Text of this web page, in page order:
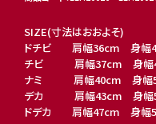
SIZE(寸法はおおよそ)
ドチビ 肩幅36cm 身幅
チビ 肩幅37cm 身幅
ナミ 肩幅40cm 身幅
デカ 肩幅43cm 身幅
ドデカ 肩幅47cm 身幅